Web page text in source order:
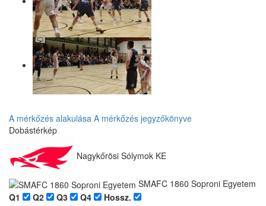
A mérkőzés alakulása A mérkőzés jegyzőkönyve
Dobástérkép
Nagykőrösi Sólymok KE
SMAFC 1860 Soproni Egyetem
Q1
Q2 Q3 Q4
Hossz.